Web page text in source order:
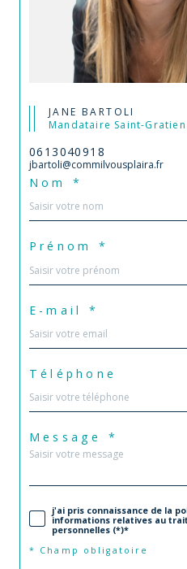
JANE BARTOLI
Mandataire Saint-
0613040918
jbartoli@commilvousplaira.fr
Nom *
Prénom *
E-mail *
Téléphone
Message *
j'ai pris connaissance de la
informations relatives au
personnelles (*)*
* Champ obligatoire